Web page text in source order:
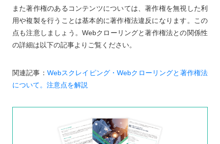
また著作権のあるコンテンツについては、著作権を無視した利
用や複製を行うことは基本的に著作権法違反になります。この
点も注意しましょう。Webクローリングと著作権法との関係性
の詳細は以下の記事よりご覧ください。
関連記事： Webスクレイピング・Webクローリングと著作権法
について。注意点を解説